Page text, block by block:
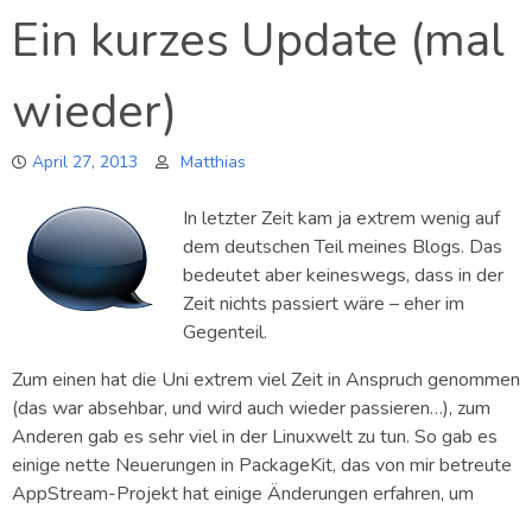
Ein kurzes Update (mal
wieder)
April 27, 2013 Matthias
In letzter Zeit kam ja extrem wenig auf
dem deutschen Teil meines Blogs. Das
bedeutet aber keineswegs, dass in der
Zeit nichts passiert wäre – eher im
Gegenteil.
Zum einen hat die Uni extrem viel Zeit in Anspruch genommen
(das war absehbar, und wird auch wieder passieren…), zum
Anderen gab es sehr viel in der Linuxwelt zu tun. So gab es
einige nette Neuerungen in PackageKit, das von mir betreute
AppStream-Projekt hat einige Änderungen erfahren, um